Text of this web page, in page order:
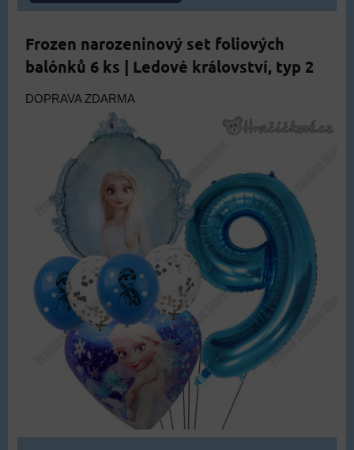
Frozen narozeninový set foliových
balónků 6 ks | Ledové království, typ 2
DOPRAVA ZDARMA